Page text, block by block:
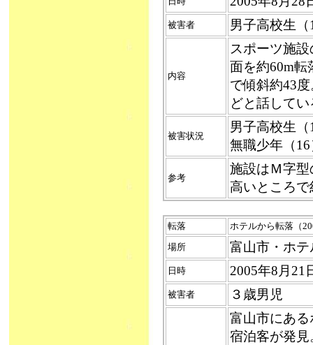
被害者 男子高校生
内容
スポーツ施
面を約60m転
で傾斜約43
どと話してい
被害状況
男子高校生
無職少年（
参考
施設はＭ字
高いところ
転落
ホテルから転落（
場所
富山市・ホテ
日時 2005年8月21
被害者
３歳男児
富山市にあ
宿泊客が発